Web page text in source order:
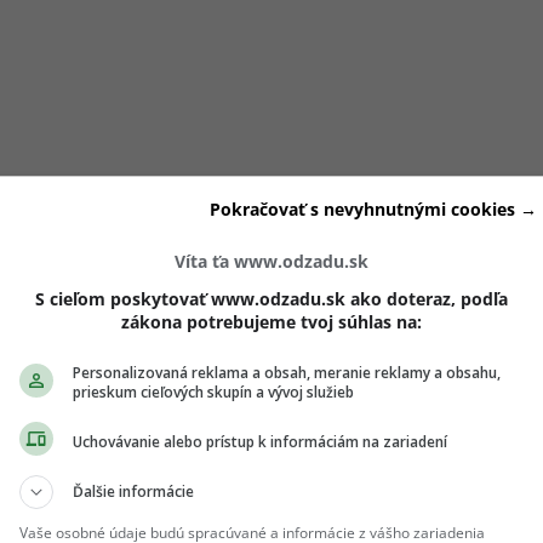
je Tomáš, 24-ročný mladík z Banskej Bystrice. Býva
má pri výbere jeho potenciálnej partnerky výrazné slovo.
prvých scénach – najmä pre jeho dlhé blond vlasy, ktoré sa
sociálnych sieťach.
epizódy objavili
poznávací znak, iní špekulovali,ako by vyzeral s
Víta ťa www.odzadu.sk
S cieľom poskytovať www.odzadu.sk ako doteraz, podľa
zákona potrebujeme tvoj súhlas na:
Personalizovaná reklama a obsah, meranie reklamy a obsahu,
prieskum cieľových skupín a vývoj služieb
Uchovávanie alebo prístup k informáciám na zariadení
Ďalšie informácie
Vaše osobné údaje budú spracúvané a informácie z vášho zariadenia
Pokračovať s nevyhnutnými cookies →